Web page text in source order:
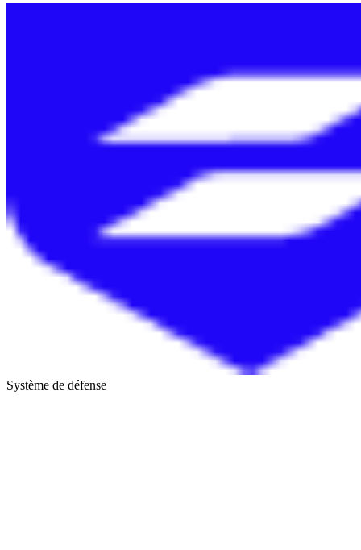
Système de défense